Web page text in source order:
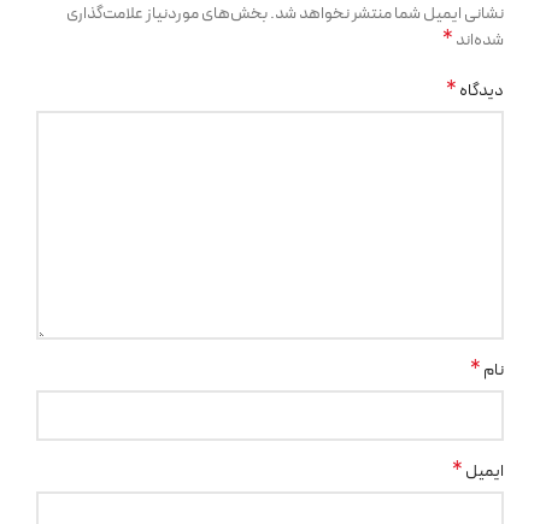
نشانی ایمیل شما منتشر نخواهد شد.بخش‌های موردنیاز علامت‌گذاری
شده‌اند*
دیدگاه*
نام*
ایمیل*